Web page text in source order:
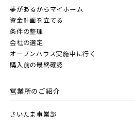
京成松戸線
京成押上線
JR東北本線 [宇都宮線]
JR高崎線
JR武蔵野線
地図にあるご希望の物件アイコン
見学OK
見学不可
すぐに入居可能
画像
すべて
キッチン
こだわり条件
夢があるからマイホーム
資金計画を立てる
条件の整理
会社の選定
オープンハウス実施中に行く
購入前の最終確認
営業所のご紹介
さいたま事業部